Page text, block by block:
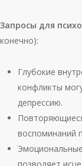
Запросы для
конечно):
Глубокие
конфликты
депрессию.
воспоминаний